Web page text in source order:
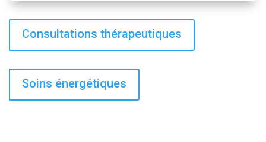
Consultations thérapeutiques
Soins énergétiques